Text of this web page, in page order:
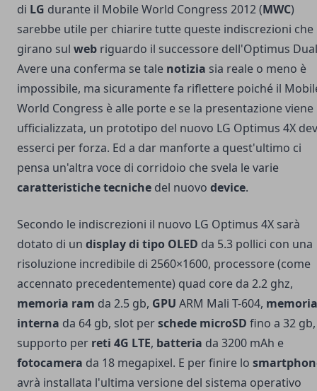
di LG durante il Mobile World Congress 2012 (MWC)
sarebbe utile per chiarire tutte queste indiscrezioni che
girano sul web riguardo il successore dell'Optimus
Avere una conferma se tale notizia sia reale o meno è
impossibile, ma sicuramente fa riflettere poiché il
World Congress è alle porte e se la presentazione viene
ufficializzata, un prototipo del nuovo LG Optimus 4X
esserci per forza. Ed a dar manforte a quest'ultimo ci
pensa un'altra voce di corridoio che svela le varie
caratteristiche tecniche del nuovo device.
Secondo le indiscrezioni il nuovo LG Optimus 4X sarà
dotato di un display di tipo OLED da 5.3 pollici con una
risoluzione incredibile di 2560×1600, processore (come
accennato precedentemente) quad core da 2.2 ghz,
memoria ram da 2.5 gb, GPU ARM Mali T-604, memoria
interna da 64 gb, slot perschede microSD fino a 32 gb,
supporto per reti 4G LTE, batteria da 3200 mAh e
fotocamera da 18 megapixel. E per finire lo
avrà installata l'ultima versione del sistema operativo